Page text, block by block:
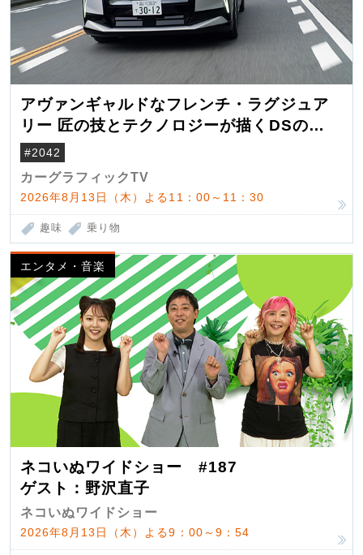
アヴァンギャルドなフレンチ・ラグジュア
リー 匠の技とテクノロジーが描くDSの世
界観
#2042
カーグラフィックTV
2026年8月13日（木）よる11：00～11：30
趣味 乗り物
エンタメ・音楽
ネコいぬワイドショー #187
ゲスト：野沢直子
ネコいぬワイドショー
2026年8月13日（木）よる9：00～9：54